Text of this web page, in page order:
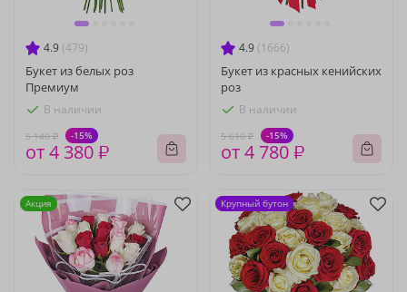
4.9 (479)
Букет из белых роз
Премиум
В наличии
5 140 ₽ -15%
от 4 380 ₽
4.9 (1666)
Букет из красных кенийских
роз
В наличии
5 610 ₽ -15%
от 4 780 ₽
Акция Крупный бутон